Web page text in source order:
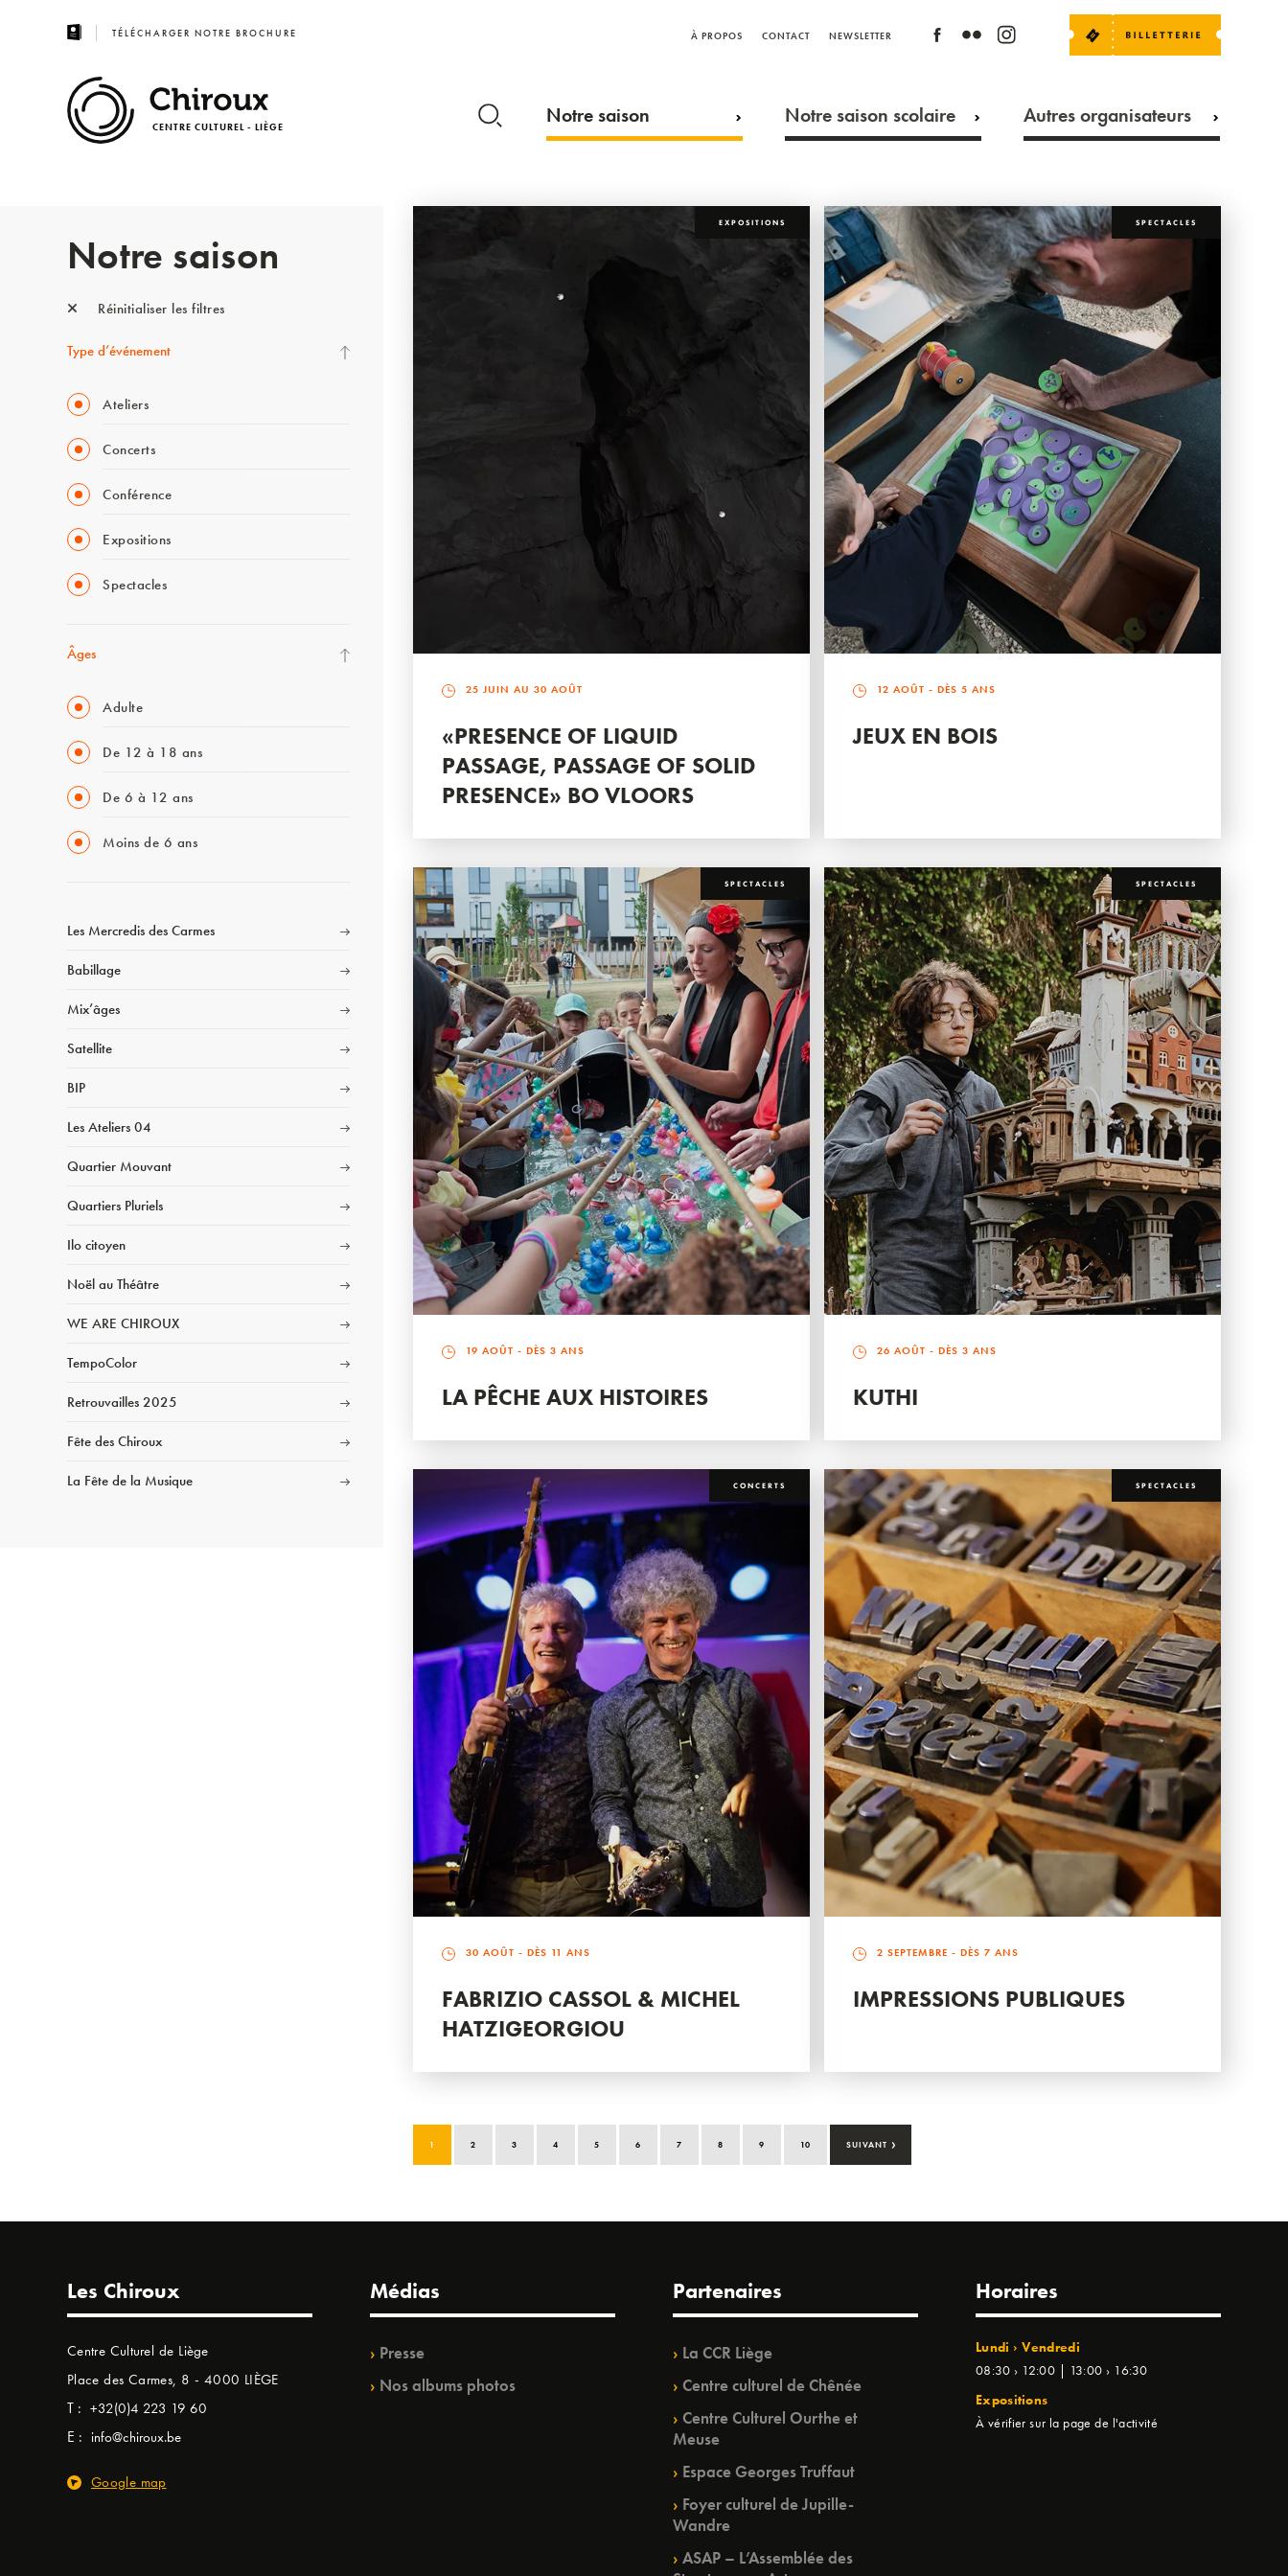
TÉLÉCHARGER NOTRE BROCHURE À PROPOS CONTACT NEWSLETTER
CENTRE CULTUREL - LIÈGE Notre saison Notre saison scolaire Autres organisateurs
Notre saison
Réinitialiser les filtres
Type d’événement
Ateliers
Concerts
Conférence
Expositions
Spectacles
Âges
Adulte
De 12 à 18 ans
De 6 à 12 ans
Moins de 6 ans
Les Mercredis des Carmes
Babillage
Mix’âges
Satellite
BIP
Les Ateliers 04
Quartier Mouvant
Quartiers Pluriels
Ilo citoyen
Noël au Théâtre
WE ARE CHIROUX
TempoColor
Retrouvailles 2025
Fête des Chiroux
La Fête de la Musique
EXPOSITIONS
25 JUIN AU 30 AOÛT
«PRESENCE OF LIQUID
PASSAGE, PASSAGE OF SOLID
PRESENCE» BO VLOORS
SPECTACLES
12 AOÛT - DÈS 5 ANS
JEUX EN BOIS
SPECTACLES
19 AOÛT - DÈS 3 ANS
LA PÊCHE AUX HISTOIRES
SPECTACLES
26 AOÛT - DÈS 3 ANS
KUTHI
CONCERTS
30 AOÛT - DÈS 11 ANS
FABRIZIO CASSOL & MICHEL
HATZIGEORGIOU
SPECTACLES
2 SEPTEMBRE - DÈS 7 ANS
IMPRESSIONS PUBLIQUES
1 2 3 4 5 6 7 8 9 10 SUIVANT ›
Les Chiroux
Centre Culturel de Liège
Place des Carmes, 8 - 4000 LIÈGE
T : +32(0)4 223 19 60
E : info@chiroux.be
Google map
Médias
Presse
Nos albums photos
Partenaires
La CCR Liège
Centre culturel de Chênée
Centre Culturel Ourthe et
Meuse
Espace Georges Truffaut
Foyer culturel de Jupille-
Wandre
ASAP – L’Assemblée des
Horaires
Lundi › Vendredi
08:30 › 12:00 | 13:00 › 16:30
Expositions
À vérifier sur la page de l'activité